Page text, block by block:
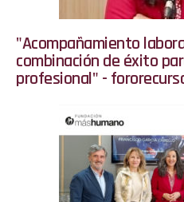
"Acompañamiento
combinación de éxito
profesional" -